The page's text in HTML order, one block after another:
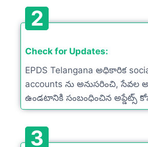
2
Check for Updates:
EPDS Telangana అధికారిక
accounts ను అనుసరించి, సేవల
ఉండటానికి సంబంధించిన అప్డేట్స్
3